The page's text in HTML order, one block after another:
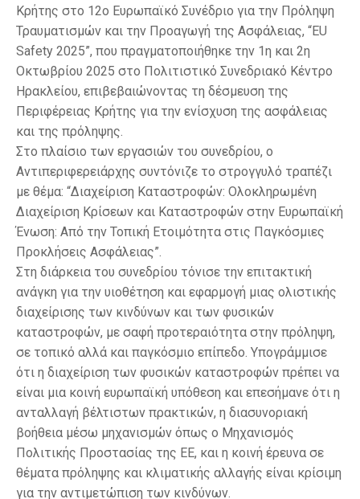
Κρήτης στο 12ο Ευρωπαϊκό Συνέδριο για την Πρόληψη
Τραυματισμών και την Προαγωγή της Ασφάλειας, “EU
Safety 2025”, που πραγματοποιήθηκε την 1η και 2η
Οκτωβρίου 2025 στο Πολιτιστικό Συνεδριακό Κέντρο
Ηρακλείου, επιβεβαιώνοντας τη δέσμευση της
Περιφέρειας Κρήτης για την ενίσχυση της ασφάλειας
και της πρόληψης.
Στο πλαίσιο των εργασιών του συνεδρίου, ο
Αντιπεριφερειάρχης συντόνιζε το στρογγυλό τραπέζι
με θέμα: “Διαχείριση Καταστροφών: Ολοκληρωμένη
Διαχείριση Κρίσεων και Καταστροφών στην Ευρωπαϊκή
Ένωση: Από την Τοπική Ετοιμότητα στις Παγκόσμιες
Προκλήσεις Ασφάλειας”.
Στη διάρκεια του συνεδρίου τόνισε την επιτακτική
ανάγκη για την υιοθέτηση και εφαρμογή μιας ολιστικής
διαχείρισης των κινδύνων και των φυσικών
καταστροφών, με σαφή προτεραιότητα στην πρόληψη,
σε τοπικό αλλά και παγκόσμιο επίπεδο. Υπογράμμισε
ότι η διαχείριση των φυσικών καταστροφών πρέπει να
είναι μια κοινή ευρωπαϊκή υπόθεση και επεσήμανε ότι η
ανταλλαγή βέλτιστων πρακτικών, η διασυνοριακή
βοήθεια μέσω μηχανισμών όπως ο Μηχανισμός
Πολιτικής Προστασίας της ΕΕ, και η κοινή έρευνα σε
θέματα πρόληψης και κλιματικής αλλαγής είναι κρίσιμη
για την αντιμετώπιση των κινδύνων.